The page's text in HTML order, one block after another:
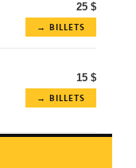
25 $
→ BILLETS
15 $
→ BILLETS